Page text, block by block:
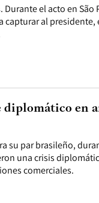
el acto en São
al presidente,
su par brasileño,
una crisis
comerciales.
diplomático en